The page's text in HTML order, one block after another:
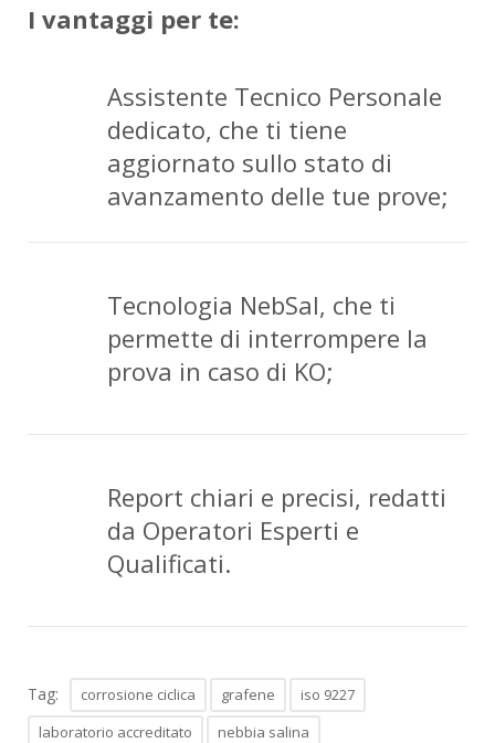
I vantaggi per te:
Assistente Tecnico Personale
dedicato, che ti tiene
aggiornato sullo stato di
avanzamento delle tue prove;
Tecnologia NebSal, che ti
permette di interrompere la
prova in caso di KO;
Report chiari e precisi, redatti
da Operatori Esperti e
Qualificati.
Tag: corrosione ciclica grafene
iso 9227
laboratorio accreditato
nebbia salina